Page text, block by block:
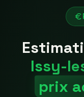
Issy-
prix